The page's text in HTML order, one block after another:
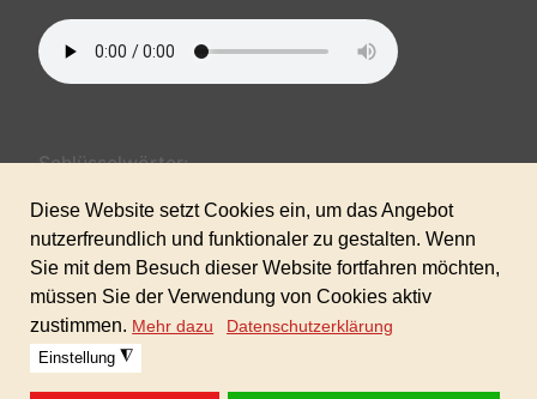
Schlüsselwörter:
Tempo, Epic, Corporate, Hintergrundmusik,
Imagefilm, Industriefilm,Präsentationen,
Sport,modere Musik, Trailer, Werbespot,
Multimedia, kommerzielle Musik,...
100% AKM/GEMA/SUISA-freie Musik inkl.